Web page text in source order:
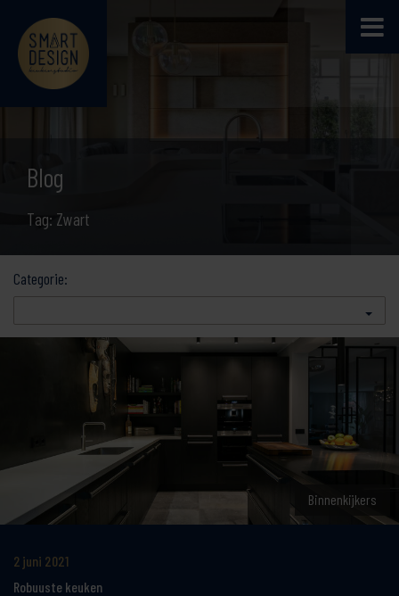
Blog
Tag: Zwart
Categorie:
Binnenkijkers
2 juni 2021
Robuuste keuken